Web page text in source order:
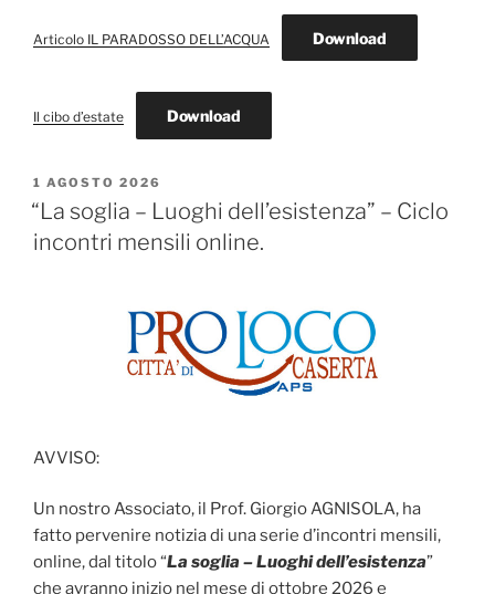
Articolo IL PARADOSSO DELL’ACQUA Download
Il cibo d’estate Download
PUBBLICATO
IL
1 AGOSTO 2026
“La soglia – Luoghi dell’esistenza” – Ciclo
incontri mensili online.
AVVISO:
Un nostro Associato, il Prof. Giorgio AGNISOLA, ha
fatto pervenire notizia di una serie d’incontri mensili,
online, dal titolo “La soglia – Luoghi dell’esistenza”
che avranno inizio nel mese di ottobre 2026 e